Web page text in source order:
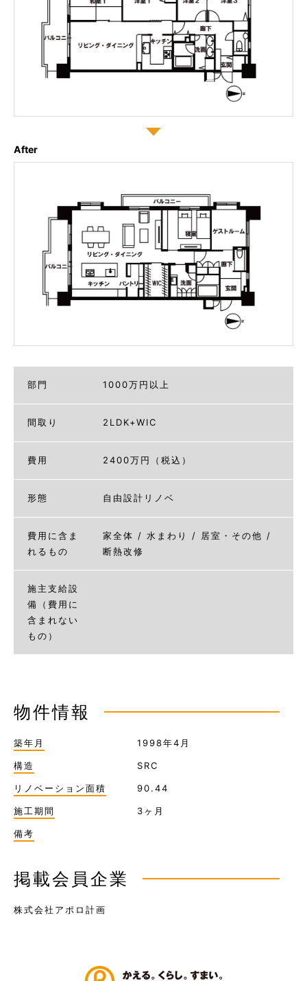
After
部門 1000万円以上
間取り 2LDK+WIC
費用 2400万円（税込）
形態 自由設計リノベ
費用に含ま
れるもの
家全体 / 水まわり / 居室・その他 /
断熱改修
施主支給設
備（費用に
含まれない
もの）
物件情報
築年月 1998年4月
構造 SRC
リノベーション面積 90.44
施工期間 3ヶ月
備考
掲載会員企業
株式会社アポロ計画